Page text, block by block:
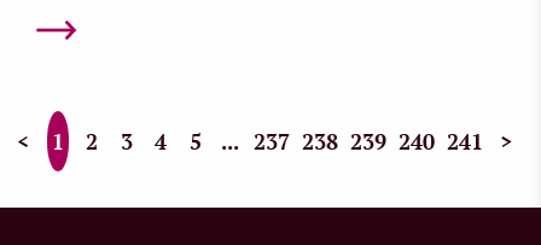
< 1 2 3 4 5 ... 237 238 239 240 241 >